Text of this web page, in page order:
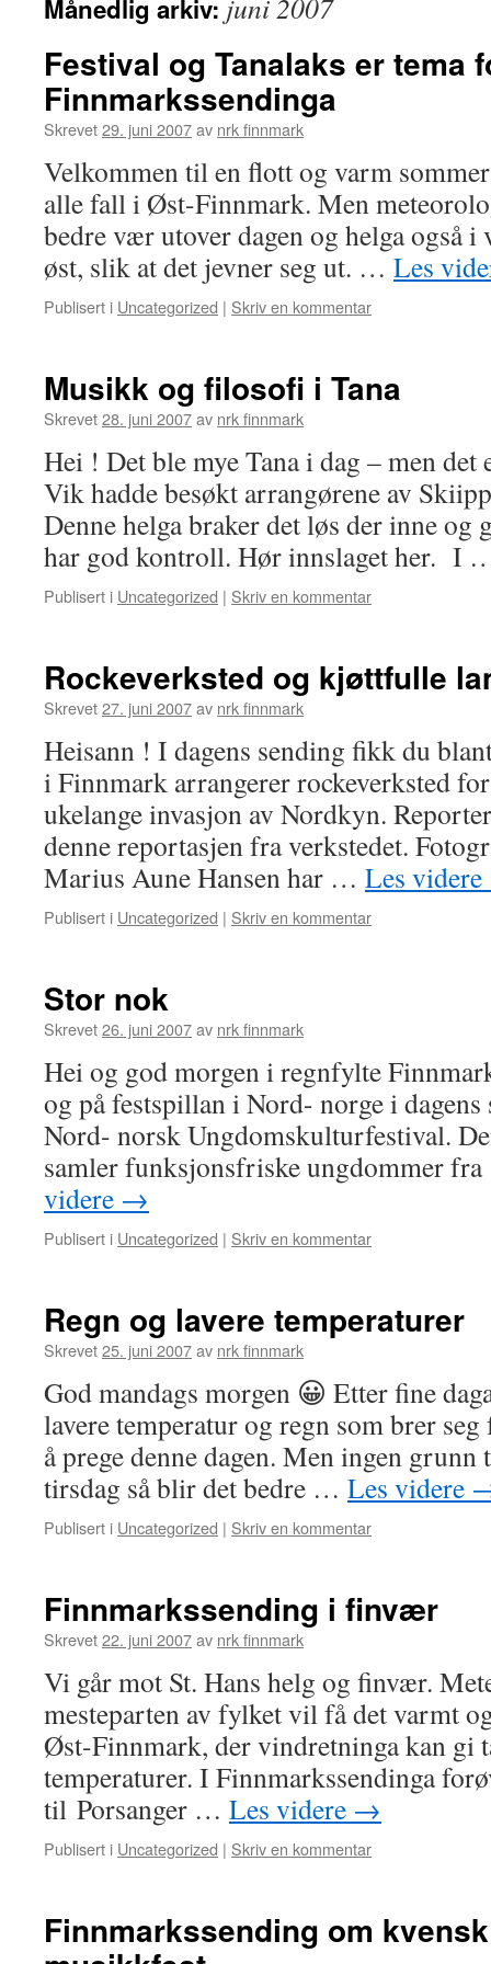
Månedlig arkiv: juni 2007
Festival og Tanalaks er tema
Finnmarkssendinga
Skrevet29. juni 2007av nrk finnmark
Velkommen til en flott og varm
alle fall i Øst-Finnmark. Men
bedre vær utover dagen og helga også
øst, slik at det jevner seg ut. … Les
Publisert i Uncategorized | Skriv en kommentar
Musikk og filosofi i Tana
Skrevet28. juni 2007av nrk finnmark
Hei ! Det ble mye Tana i dag – men det
Vik hadde besøkt arrangørene av
Denne helga braker det løs der inne og
har god kontroll. Hør innslaget her. I
Publisert i Uncategorized | Skriv en kommentar
Rockeverksted og kjøttfulle
Skrevet27. juni 2007av nrk finnmark
Heisann ! I dagens sending fikk du
i Finnmark arrangerer rockeverksted
ukelange invasjon av Nordkyn.
denne reportasjen fra verkstedet.
Marius Aune Hansen har … Les videre
Publisert i Uncategorized | Skriv en kommentar
Stor nok
Skrevet26. juni 2007av nrk finnmark
Hei og god morgen i regnfylte
og på festspillan i Nord- norge i
Nord- norsk Ungdomskulturfestival.
samler funksjonsfriske ungdommer
videre →
Publisert i Uncategorized | Skriv en kommentar
Regn og lavere temperaturer
Skrevet25. juni 2007av nrk finnmark
God mandags morgen 😀 Etter fine
lavere temperatur og regn som brer
å prege denne dagen. Men ingen
tirsdag så blir det bedre … Les videre
Publisert i Uncategorized | Skriv en kommentar
Finnmarkssending i finvær
Skrevet22. juni 2007av nrk finnmark
Vi går mot St. Hans helg og finvær.
mesteparten av fylket vil få det varmt
Øst-Finnmark, der vindretninga kan gi
temperaturer. I Finnmarkssendinga
til Porsanger … Les videre →
Publisert i Uncategorized | Skriv en kommentar
Finnmarkssending om